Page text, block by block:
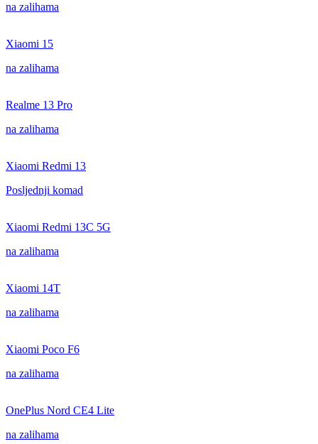
na zalihama
Xiaomi 15
na zalihama
Realme 13 Pro
na zalihama
Xiaomi Redmi 13
Posljednji komad
Xiaomi Redmi 13C 5G
na zalihama
Xiaomi 14T
na zalihama
Xiaomi Poco F6
na zalihama
OnePlus Nord CE4 Lite
na zalihama